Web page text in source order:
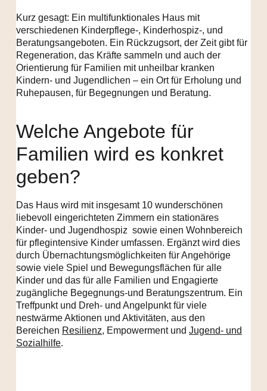
Kurz gesagt: Ein multifunktionales Haus mit
verschiedenen Kinderpflege-, Kinderhospiz-, und
Beratungsangeboten. Ein Rückzugsort, der Zeit gibt für
Regeneration, das Kräfte sammeln und auch der
Orientierung für Familien mit unheilbar kranken
Kindern- und Jugendlichen – ein Ort für Erholung und
Ruhepausen, für Begegnungen und Beratung.
Welche Angebote für
Familien wird es konkret
geben?
Das Haus wird mit insgesamt 10 wunderschönen
liebevoll eingerichteten Zimmern ein stationäres
Kinder- und Jugendhospiz sowie einen Wohnbereich
für pflegintensive Kinder umfassen. Ergänzt wird dies
durch Übernachtungsmöglichkeiten für Angehörige
sowie viele Spiel und Bewegungsflächen für alle
Kinder und das für alle Familien und Engagierte
zugängliche Begegnungs-und Beratungszentrum. Ein
Treffpunkt und Dreh- und Angelpunkt für viele
nestwärme Aktionen und Aktivitäten, aus den
Bereichen Resilienz, Empowerment und Jugend- und
Sozialhilfe.